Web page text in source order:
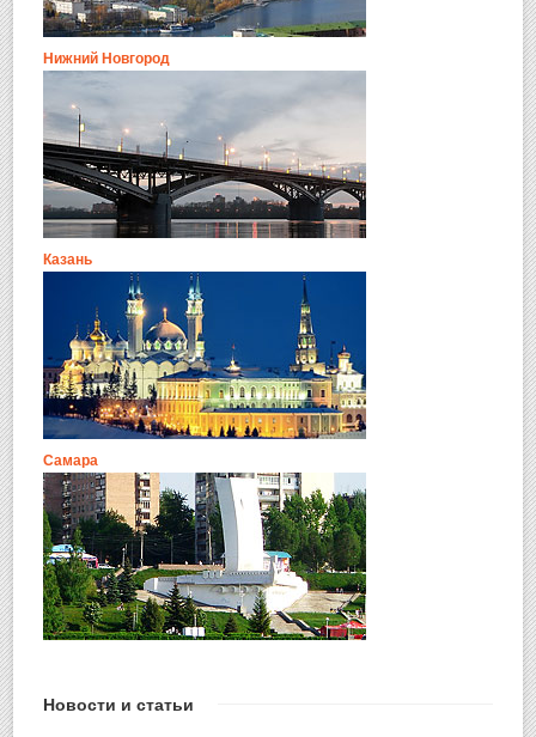
Нижний Новгород
Казань
Самара
Новости и статьи